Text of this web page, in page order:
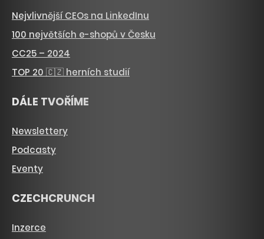
Nejvlivnější CEOs na LinkedInu
100 největších e-shopů v Česku
CC25 – 2024
TOP 20 🇨🇿 herních studií
DÁLE TVOŘÍME
Newslettery
Podcasty
Eventy
CZECHCRUNCH
Inzerce